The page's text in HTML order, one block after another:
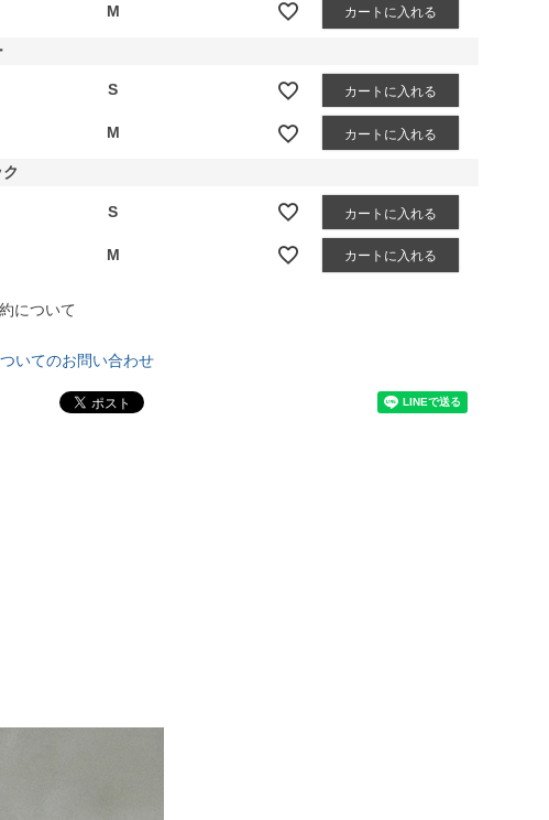
M カートに入れる
S カートに入れる
M カートに入れる
S カートに入れる
M カートに入れる
について
いてのお問い合わせ